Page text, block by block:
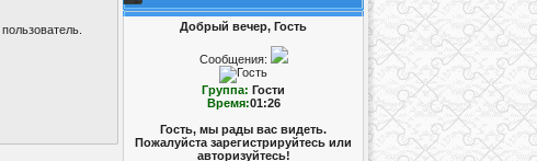
Добрый вечер, Гость
Сообщения:
Группа: Гости
Время:01:26
Гость, мы рады вас видеть.
Пожалуйста зарегистрируйтесь или
авторизуйтесь!